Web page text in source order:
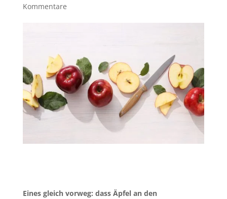
Kommentare
Eines gleich vorweg: dass Äpfel an den